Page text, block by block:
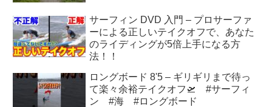
サーフィン DVD 入門 – プロサーファ
ーによる正しいテイクオフで、あなた
のライディングが5倍上手になる方
法！！
ロングボード 8'5 – ギリギリまで待っ
て楽々余裕テイクオフ🛫 #サーフィ
ン #海 #ロングボード